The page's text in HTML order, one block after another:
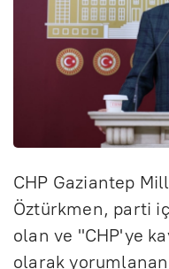
CHP Gaziantep
Öztürkmen, parti
olan ve "CHP'ye
olarak